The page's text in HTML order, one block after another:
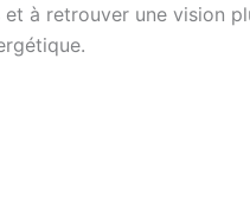
à retrouver une vision